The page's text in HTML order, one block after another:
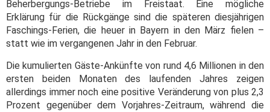
Beherbergungs-Betriebe im Freistaat. Eine mögliche
Erklärung für die Rückgänge sind die späteren diesjährigen
Faschings-Ferien, die heuer in Bayern in den März fielen –
statt wie im vergangenen Jahr in den Februar.
Die kumulierten Gäste-Ankünfte von rund 4,6 Millionen in den
ersten beiden Monaten des laufenden Jahres zeigen
allerdings immer noch eine positive Veränderung von plus 2,3
Prozent gegenüber dem Vorjahres-Zeitraum, während die